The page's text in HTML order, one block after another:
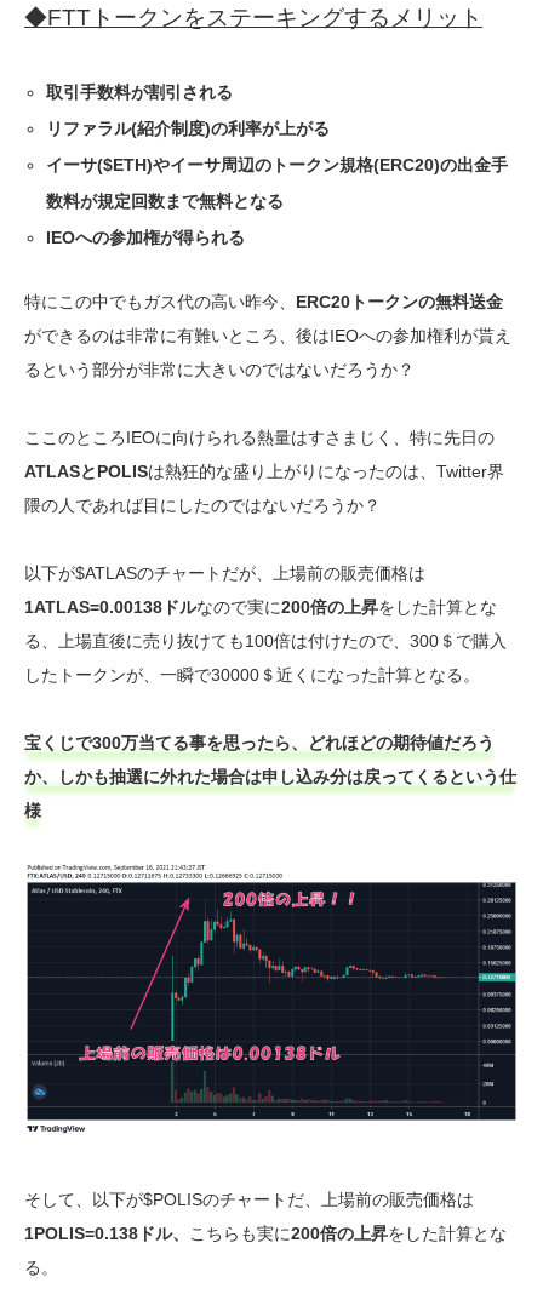
◆FTTトークンをステーキングするメリット
取引手数料が割引される
リファラル(紹介制度)の利率が上がる
イーサ($ETH)やイーサ周辺のトークン規格(ERC20)の出金手
数料が規定回数まで無料となる
IEOへの参加権が得られる
特にこの中でもガス代の高い昨今、 ERC20トークンの無料送金
ができるのは非常に有難いところ、後はIEOへの参加権利が貰え
るという部分が非常に大きいのではないだろうか？
ここのところIEOに向けられる熱量はすさまじく、特に先日の
ATLASとPOLISは熱狂的な盛り上がりになったのは、Twitter界
隈の人であれば目にしたのではないだろうか？
以下が$ATLASのチャートだが、上場前の販売価格は
1ATLAS=0.00138ドルなので実に200倍の上昇をした計算とな
る、上場直後に売り抜けても100倍は付けたので、300＄で購入
したトークンが、一瞬で30000＄近くになった計算となる。
宝くじで300万当てる事を思ったら、どれほどの期待値だろう
か、しかも抽選に外れた場合は申し込み分は戻ってくるという仕
様
そして、以下が$POLISのチャートだ、上場前の販売価格は
1POLIS=0.138ドル、
こちらも実に200倍の上昇をした計算とな
る。